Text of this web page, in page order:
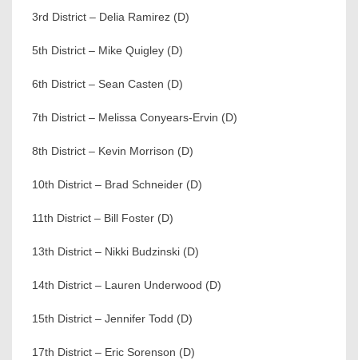
3rd District – Delia Ramirez (D)
5th District – Mike Quigley (D)
6th District – Sean Casten (D)
7th District – Melissa Conyears-Ervin (D)
8th District – Kevin Morrison (D)
10th District – Brad Schneider (D)
11th District – Bill Foster (D)
13th District – Nikki Budzinski (D)
14th District – Lauren Underwood (D)
15th District – Jennifer Todd (D)
17th District – Eric Sorenson (D)